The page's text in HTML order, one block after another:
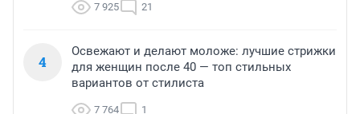
7 925 21
4
Освежают и делают моложе: лучшие стрижки
для женщин после 40 — топ стильных
вариантов от стилиста
7 764 1